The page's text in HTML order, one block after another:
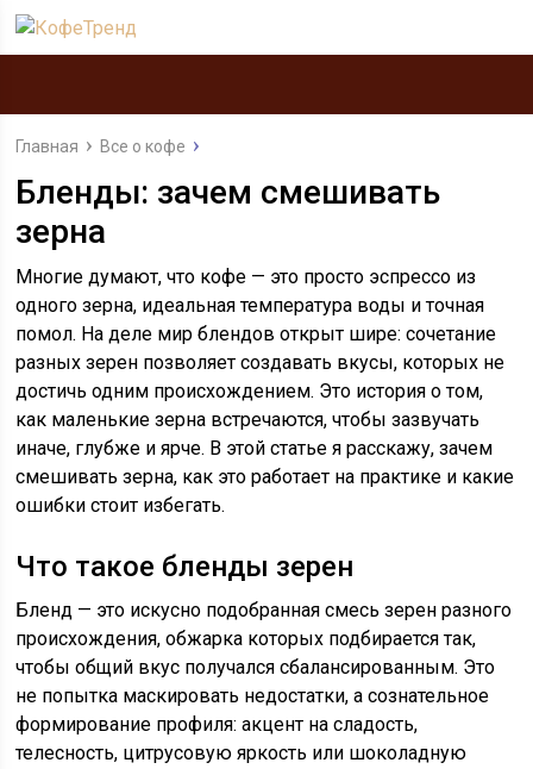
Главная Все о кофе
Бленды: зачем смешивать
зерна
Многие думают, что кофе — это просто эспрессо из
одного зерна, идеальная температура воды и точная
помол. На деле мир блендов открыт шире: сочетание
разных зерен позволяет создавать вкусы, которых не
достичь одним происхождением. Это история о том,
как маленькие зерна встречаются, чтобы зазвучать
иначе, глубже и ярче. В этой статье я расскажу, зачем
смешивать зерна, как это работает на практике и какие
ошибки стоит избегать.
Что такое бленды зерен
Бленд — это искусно подобранная смесь зерен разного
происхождения, обжарка которых подбирается так,
чтобы общий вкус получался сбалансированным. Это
не попытка маскировать недостатки, а сознательное
формирование профиля: акцент на сладость,
телесность, цитрусовую яркость или шоколадную